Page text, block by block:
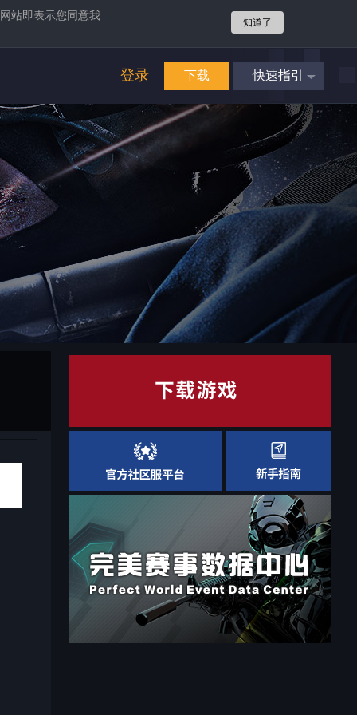
站即表示您同意我
知道了
登录 下载 快速指引
势
4
畅爽游戏
4
立即享受畅爽游戏